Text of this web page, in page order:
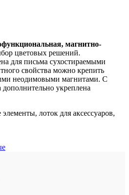
магнитно-
цветовых решений.
для письма сухостираемыми
свойства можно крепить
неодимовыми магнитами. С
укреплена
лоток для аксессуаров,